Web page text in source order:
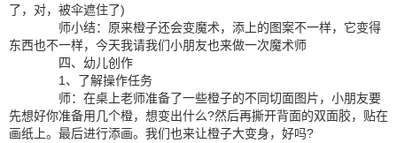
了，对，被伞遮住了)
师小结：原来橙子还会变魔术，添上的图案不一样，它变得
东西也不一样，今天我请我们小朋友也来做一次魔术师
四、幼儿创作
1、了解操作任务
师：在桌上老师准备了一些橙子的不同切面图片，小朋友要
先想好你准备用几个橙，想变出什么?然后再撕开背面的双面胶，贴在
画纸上。最后进行添画。我们也来让橙子大变身，好吗?